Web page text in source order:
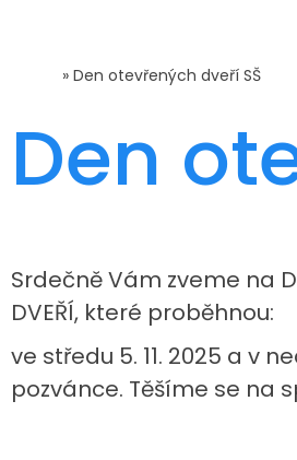
» Den otevřených dveří SŠ
Den
Srdečně Vám zveme na
DVEŘÍ, které proběhnou:
ve středu 5. 11. 2025 a v
pozvánce. Těšíme se na